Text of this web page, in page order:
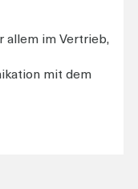
allem im Vertrieb,
mit dem